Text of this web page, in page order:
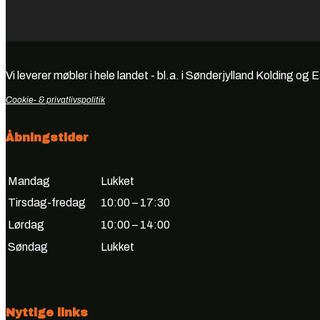
Vi leverer møbler i hele landet - bl.a. i Sønderjylland Kolding og
Cookie- & privatlivspolitik
Åbningstider
Mandag
Lukket
Tirsdag-fredag
10:00 – 17:30
Lørdag
10:00 – 14:00
Søndag
Lukket
Nyttige links